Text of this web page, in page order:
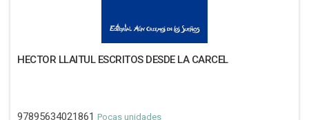
HECTOR LLAITUL ESCRITOS DESDE LA CARCEL
97895634021861 Pocas unidades